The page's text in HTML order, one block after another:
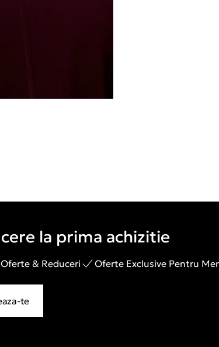
la prima achizitie
& Reduceri Oferte Exclusive Pentru
te